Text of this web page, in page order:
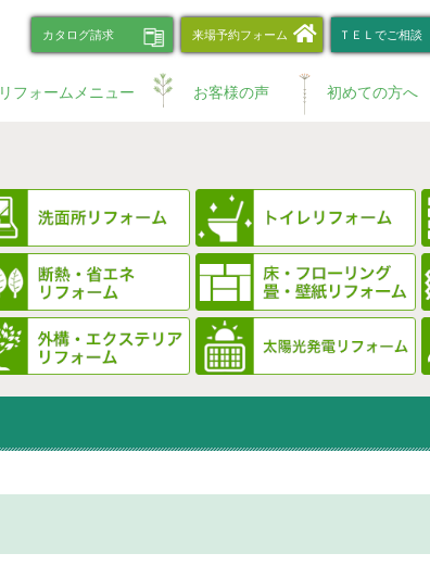
カタログ請求 来場予約フォーム ＴＥＬでご相談
リフォームメニュー お客様の声 初めての方へ